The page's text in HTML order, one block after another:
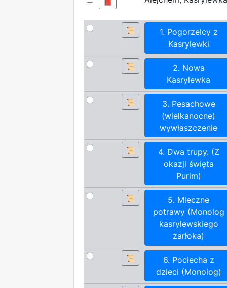
📜
1. Pogorzelcy z
Kasrylewki
📜
2. Nowa
Kasrylewka
📜
3. Pesachowe
(wielkanocne)
wywłaszczenie
📜
4. Dwa trupy. (Z
okazji święta
Purim)
📜
5. Mleczne
potrawy (Monolog
kasrylewskiego
żarłoka)
📜
6. Pociecha z
dzieci (Monolog)